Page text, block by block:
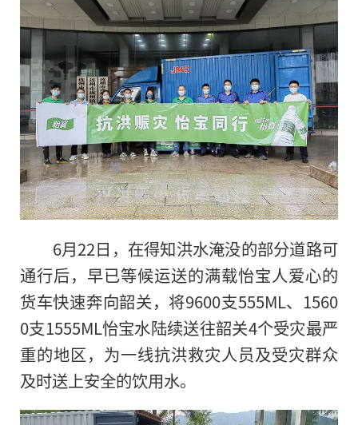
6月22日，在得知洪水淹没的部分道路可
通行后，早已等候运送的满载怡宝人爱心的
货车快速奔向韶关，将9600支555ML、1560
0支1555ML怡宝水陆续送往韶关4个受灾最严
重的地区，为一线抗洪救灾人员及受灾群众
及时送上安全的饮用水。